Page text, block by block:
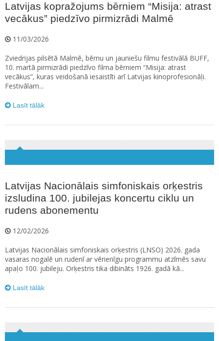
Latvijas kopražojums bērniem “Misija: atrast
vecākus” piedzīvo pirmizrādi Malmē
11/03/2026
Zviedrijas pilsētā Malmē, bērnu un jauniešu filmu festivālā BUFF,
10. martā pirmizrādi piedzīvo filma bērniem “Misija: atrast
vecākus”, kuras veidošanā iesaistīti arī Latvijas kinoprofesionāļi.
Festivālam...
Lasīt tālāk
Latvijas Nacionālais simfoniskais orķestris
izsludina 100. jubilejas koncertu ciklu un
rudens abonementu
12/02/2026
Latvijas Nacionālais simfoniskais orķestris (LNSO) 2026. gada
vasaras nogalē un rudenī ar vērienīgu programmu atzīmēs savu
apaļo 100. jubileju. Orķestris tika dibināts 1926. gadā kā...
Lasīt tālāk